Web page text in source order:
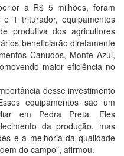
a R$ 5 milhões, foram
1 triturador, equipamentos
produtiva dos agricultores
beneficiarão diretamente
Canudos, Monte Azul,
maior eficiência no
desse investimento
equipamentos são um
em Pedra Preta. Eles
da produção, mas
e a melhoria da qualidade
do campo”, afirmou.